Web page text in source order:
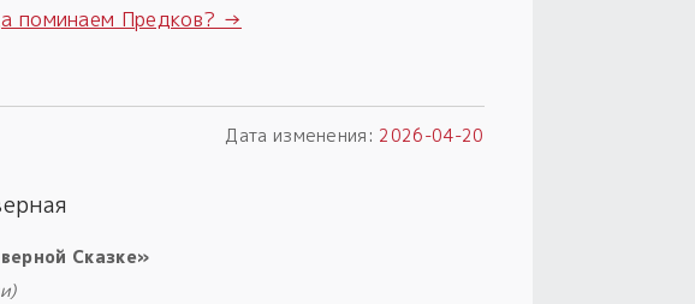
поминаем Предков? →
Дата изменения: 2026-04-20
Сказке»